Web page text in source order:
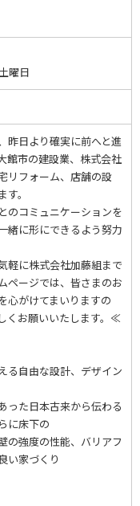
曜日
昨日より確実に前へと進
館市の建設業、株式会社
リフォーム、店舗の設
。
のコミュニケーションを
緒に形にできるよう努力
軽に株式会社加藤組まで
ページでは、皆さまのお
心がけてまいりますの
くお願いいたします。≪
自由な設計、デザイン
た日本古来から伝わる
に床下の
強度の性能、バリアフ
い家づくり